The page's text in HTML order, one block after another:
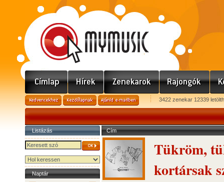
3422 zenekar 12339
Listázás
Naptár
Cím
Tükröm,
kortársak